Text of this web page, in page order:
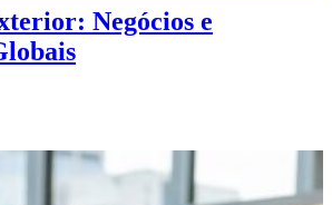
Negócios e